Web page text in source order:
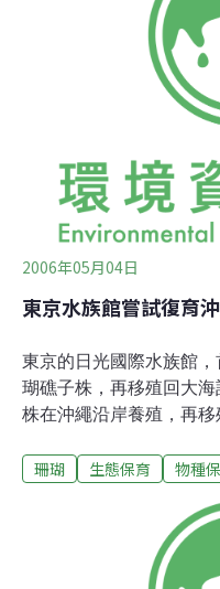
2006年05月04日
東京水族館嘗試復育
東京的日光國際水族館
瑚礁子株，再移殖回大
株在沖繩沿岸養殖，再
慢，也容易受颱風影響
水質管理，該館利用細
然系統」，能造出最適
從沖繩空運來的23株石
珊瑚 生態保育 物種